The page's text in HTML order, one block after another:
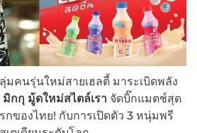
มคนรุ่นใหม่สายเฮลตี้ มาระเบิดพลัง
มิกกุ มู้ดใหม่สไตล์เรา จัดบิ๊กแมตช์สุด
กของไทย! กับการเปิดตัว 3 หนุ่มพรี